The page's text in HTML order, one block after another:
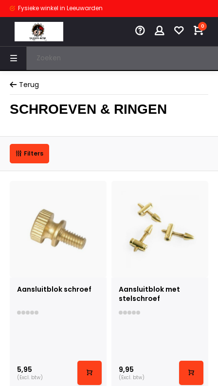
Fysieke winkel in Leeuwarden
0
Terug
SCHROEVEN & RINGEN
Filters
Aansluitblok schroef
5,95
(Excl. btw)
Aansluitblok met
stelschroef
9,95
(Excl. btw)